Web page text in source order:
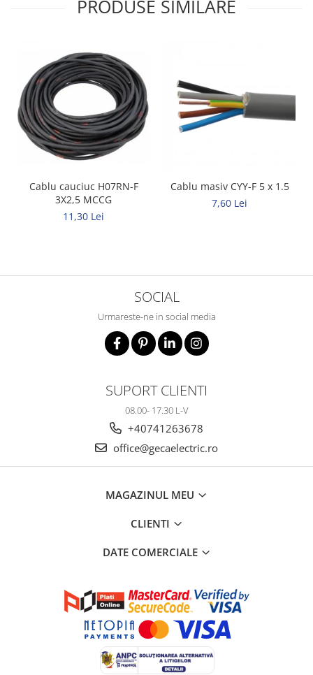
Surse de iluminat
Metalice
Policarbonat
MATERIALE ELECTRICE DIVERSE
Diverse
Ventilatoare
PRODUSE SIMILARE
Cablu cauciuc H07RN-F
3X2,5 MCCG
11,30 Lei
Cablu masiv CYY-F 5 x 1.5
7,60 Lei
SOCIAL
Urmareste-ne in social media
SUPORT CLIENTI
08.00- 17.30 L-V
+40741263678
office@gecaelectric.ro
MAGAZINUL MEU
CLIENTI
DATE COMERCIALE